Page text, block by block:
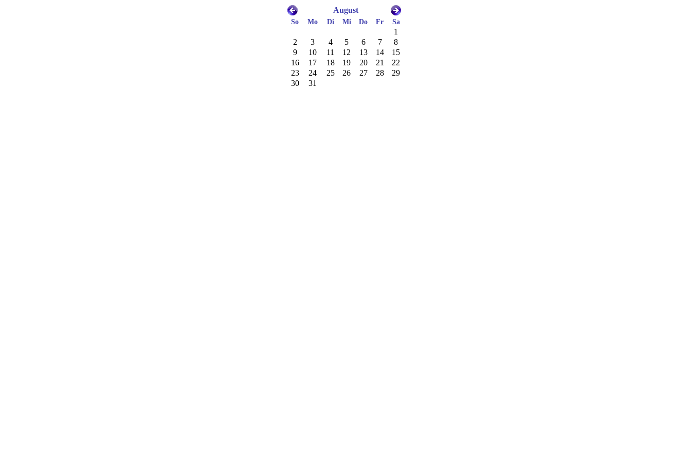
August
So Mo Di Mi Do Fr Sa
1
2
3 4 5 6 7
8
9
10 11 12 13 14
15
16
17 18 19 20 21
22
23
24 25 26 27 28
29
30
31